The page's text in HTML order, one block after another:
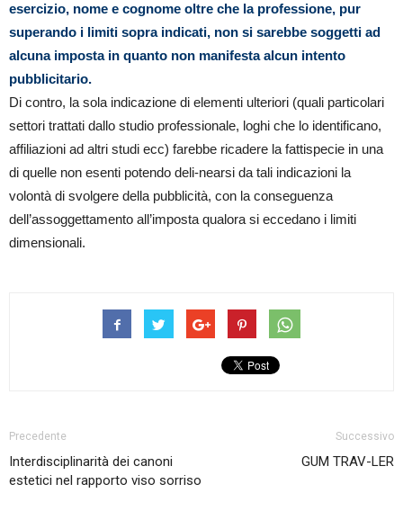
esercizio, nome e cognome oltre che la professione, pur
superando i limiti sopra indicati, non si sarebbe soggetti ad
alcuna imposta in quanto non manifesta alcun intento
pubblicitario.
Di contro, la sola indicazione di elementi ulteriori (quali particolari
settori trattati dallo studio professionale, loghi che lo identificano,
affiliazioni ad altri studi ecc) farebbe ricadere la fattispecie in una
di quelle non esenti potendo deli-nearsi da tali indicazioni la
volontà di svolgere della pubblicità, con la conseguenza
dell’assoggettamento all’imposta qualora si eccedano i limiti
dimensionali.
Precedente
Interdisciplinarità dei canoni
estetici nel rapporto viso sorriso
Successivo
GUM TRAV-LER